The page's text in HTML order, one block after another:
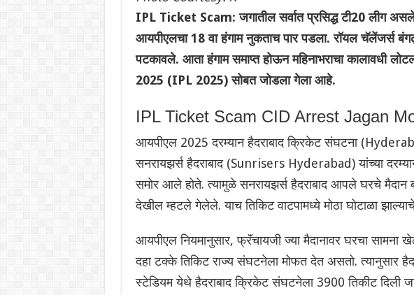
IPL Ticket Scam: जगातील सर्वात प्रसिद्ध टी20 लीग
आयपीएलचा 18 वा हंगाम नुकताच पार पडला. रॉयल चॅलेंजर्स
पटकावले. आता हंगाम समाप्त होऊन महिनाभराचा कालावधी
2025 (IPL 2025) सोबत जोडला गेला आहे.
IPL Ticket Scam CID Arrest Jagan
आयपीएल 2025 दरम्यान हैदराबाद क्रिकेट संघटना
सनरायझर्स हैदराबाद (Sunrisers Hyderabad) यांच्या
समोर आले होते. त्यामुळे सनरायझर्स हैदराबाद आपले घरचे मैदान
देखील म्हटले गेलेले. याच तिकिट वाटपामध्ये मोठा घोटाळा
आयपीएल नियमानुसार, फ्रॅंचायजी ज्या मैदानावर घरचा सामना
दहा टक्के तिकिट राज्य संघटनेला मोफत देत असतो. त्यानुसार
स्टेडियम येथे हैदराबाद क्रिकेट संघटनेला 3900 तिकीट दिली